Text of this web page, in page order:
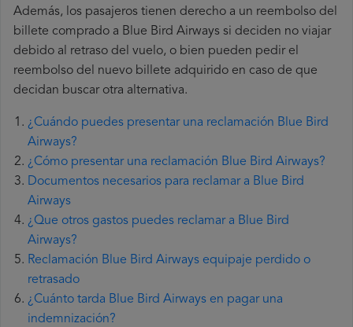
Además, los pasajeros tienen derecho a un reembolso del
billete comprado a Blue Bird Airways si deciden no viajar
debido al retraso del vuelo, o bien pueden pedir el
reembolso del nuevo billete adquirido en caso de que
decidan buscar otra alternativa.
¿Cuándo puedes presentar una reclamación Blue Bird
Airways?
¿Cómo presentar una reclamación Blue Bird Airways?
Documentos necesarios para reclamar a Blue Bird
Airways
¿Que otros gastos puedes reclamar a Blue Bird
Airways?
Reclamación Blue Bird Airways equipaje perdido o
retrasado
¿Cuánto tarda Blue Bird Airways en pagar una
indemnización?